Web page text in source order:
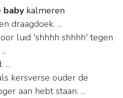
baby kalmeren
draagdoek. ...
luid 'shhhh shhhh' tegen
...
kersverse ouder de
aan hebt staan. ...